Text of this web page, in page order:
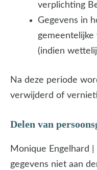
verplichting
Gegevens in
(indien
Na deze periode
verwijderd of
Delen van
Monique Engelhard
gegevens niet aan